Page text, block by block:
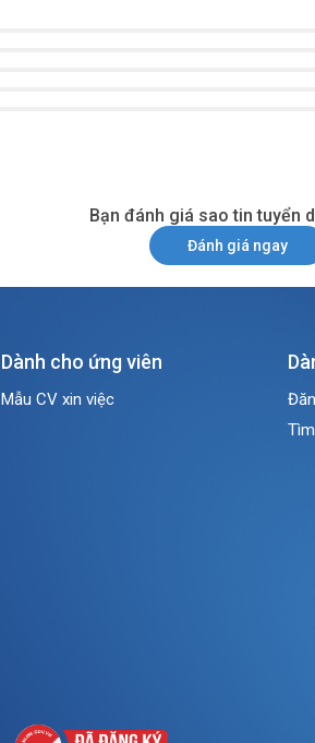
Bạn đánh giá sao tin tuyển
Đánh giá ngay
Dành cho ứng viên
Mẫu CV xin việc